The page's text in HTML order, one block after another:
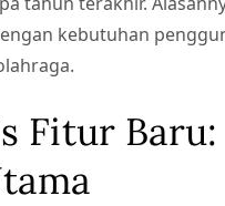
kebutuhan
Fitur